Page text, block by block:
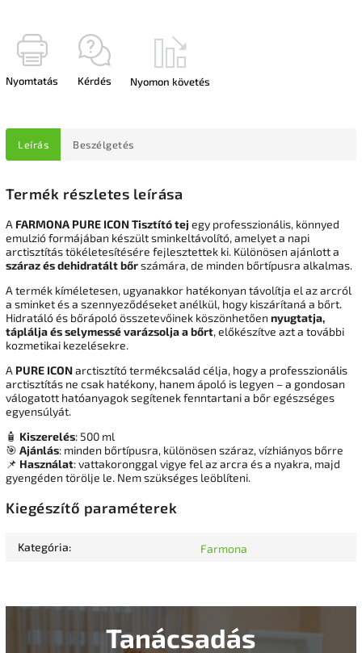
Nyomtatás Kérdés Nyomon követés
Leírás Beszélgetés
Termék részletes leírása
A FARMONA PURE ICON Tisztító tej egy professzionális, könnyed
emulzió formájában készült sminkeltávolító, amelyet a napi
arctisztítás tökéletesítésére fejlesztettek ki. Különösen ajánlott a
száraz és dehidratált bőrszámára, de minden bőrtípusra alkalmas.
A termék kíméletesen, ugyanakkor hatékonyan távolítja el az arcról
a sminket és a szennyeződéseket anélkül, hogy kiszárítaná a bőrt.
Hidratáló és bőrápoló összetevőinek köszönhetően nyugtatja,
táplálja és selymessé varázsolja a bőrt, előkészítve azt a további
kozmetikai kezelésekre.
A PURE ICONarctisztító termékcsalád célja, hogy a professzionális
arctisztítás ne csak hatékony, hanem ápoló is legyen – a gondosan
válogatott hatóanyagok segítenek fenntartani a bőr egészséges
egyensúlyát.
🧴 Kiszerelés: 500 ml
🎯 Ajánlás: minden bőrtípusra, különösen száraz, vízhiányos bőrre
📌 Használat: vattakoronggal vigye fel az arcra és a nyakra, majd
gyengéden törölje le. Nem szükséges leöblíteni.
Kiegészítő paraméterek
Kategória: Farmona
Tanácsadás